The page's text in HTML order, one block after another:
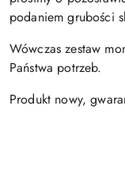
podaniem grubości
Wówczas zestaw
Państwa potrzeb.
Produkt nowy,